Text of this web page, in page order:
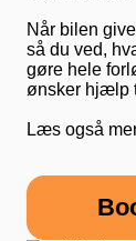
Når bilen
så du ved,
gøre hele
ønsker hjælp
Læs også